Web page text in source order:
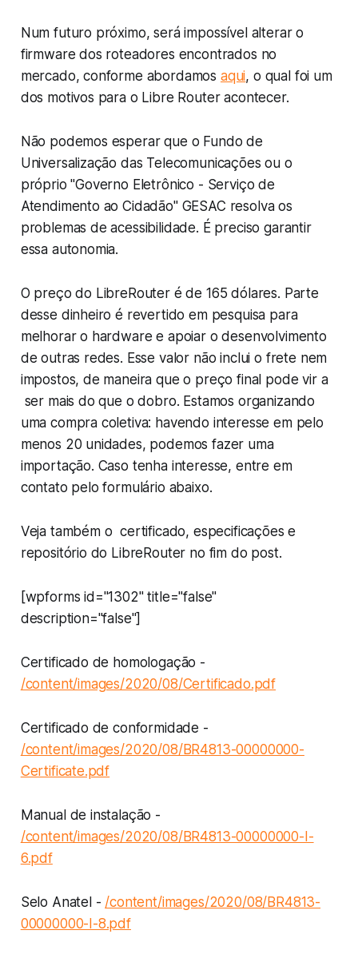
Num futuro próximo, será impossível alterar o
firmware dos roteadores encontrados no
mercado, conforme abordamos aqui, o qual foi um
dos motivos para o Libre Router acontecer.
Não podemos esperar que o Fundo de
Universalização das Telecomunicações ou o
próprio "Governo Eletrônico - Serviço de
Atendimento ao Cidadão" GESAC resolva os
problemas de acessibilidade. É preciso garantir
essa autonomia.
O preço do LibreRouter é de 165 dólares. Parte
desse dinheiro é revertido em pesquisa para
melhorar o hardware e apoiar o desenvolvimento
de outras redes. Esse valor não inclui o frete nem
impostos, de maneira que o preço final pode vir a
ser mais do que o dobro. Estamos organizando
uma compra coletiva: havendo interesse em pelo
menos 20 unidades, podemos fazer uma
importação. Caso tenha interesse, entre em
contato pelo formulário abaixo.
Veja também o certificado, especificações e
repositório do LibreRouter no fim do post.
[wpforms id="1302" title="false"
description="false"]
Certificado de homologação -
/content/images/2020/08/Certificado.pdf
Certificado de conformidade -
/content/images/2020/08/BR4813-00000000-
Certificate.pdf
Manual de instalação -
/content/images/2020/08/BR4813-00000000-I-
6.pdf
Selo Anatel - /content/images/2020/08/BR4813-
00000000-I-8.pdf